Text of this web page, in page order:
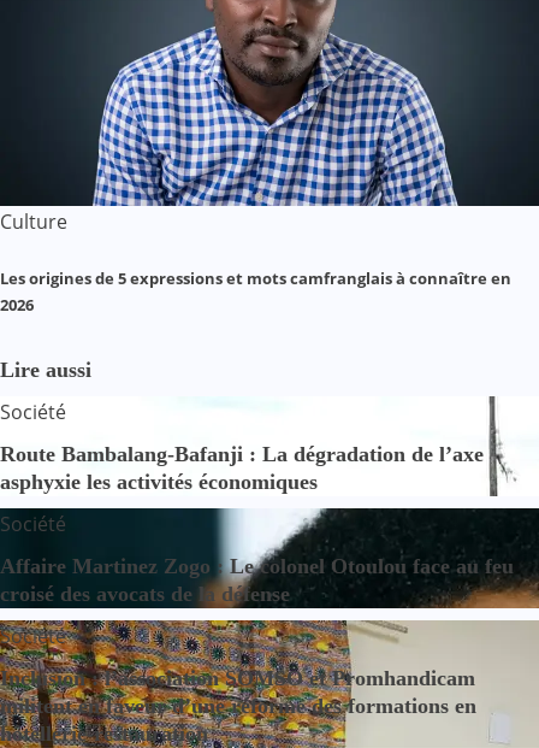
Culture
Les origines de 5 expressions et mots camfranglais à connaître en
2026
Lire aussi
Société
Route Bambalang-Bafanji : La dégradation de l’axe
asphyxie les activités économiques
Société
Affaire Martinez Zogo : Le colonel Otoulou face au feu
croisé des avocats de la défense
Société
Inclusion : l’association SOMSO et Promhandicam
militent en faveur d’une réforme des formations en
hôtellerie-restauration